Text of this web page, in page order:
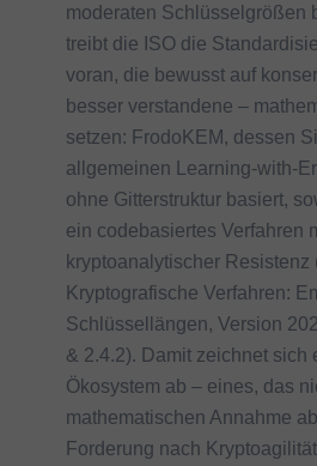
moderaten Schlüsselgrößen
treibt die ISO die
voran, die bewusst auf
besser verstandene –
setzen: FrodoKEM, dessen
allgemeinen Learning-with-
ohne Gitterstruktur basiert,
ein codebasiertes Verfahren
kryptoanalytischer
Kryptografische Verfahren:
Schlüssellängen, Version
& 2.4.2). Damit zeichnet sich
Ökosystem ab – eines, das
mathematischen Annahme
Forderung nach